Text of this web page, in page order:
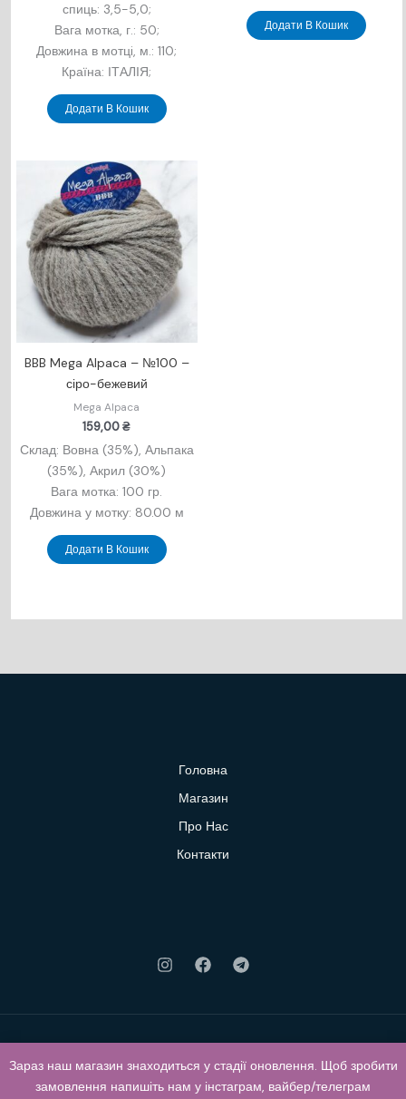
Зараз наш магазин знаходиться у стадії оновлення. Щоб зробити
замовлення напишіть нам у інстаграм, вайбер/телеграм
спиць: 3,5-5,0;
Вага мотка, г.: 50;
Довжина в мотцi, м.: 110;
Країна: ІТАЛІЯ;
Додати В Кошик
Додати В Кошик
BBB Mega Alpaca – №100 –
сіро-бежевий
Mega Alpaca
159,00₴
Склад: Вовна (35%), Альпака
(35%), Акрил (30%)
Вага мотка: 100 гр.
Довжина у мотку: 80.00 м
Додати В Кошик
Головна
Магазин
Про Нас
Контакти
© 2026 Klubok. Powered by Klubok.